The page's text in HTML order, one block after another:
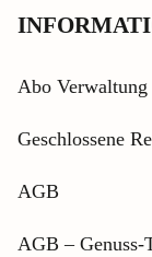
Abo Verwaltung
Geschlossene
AGB
AGB – Genuss-